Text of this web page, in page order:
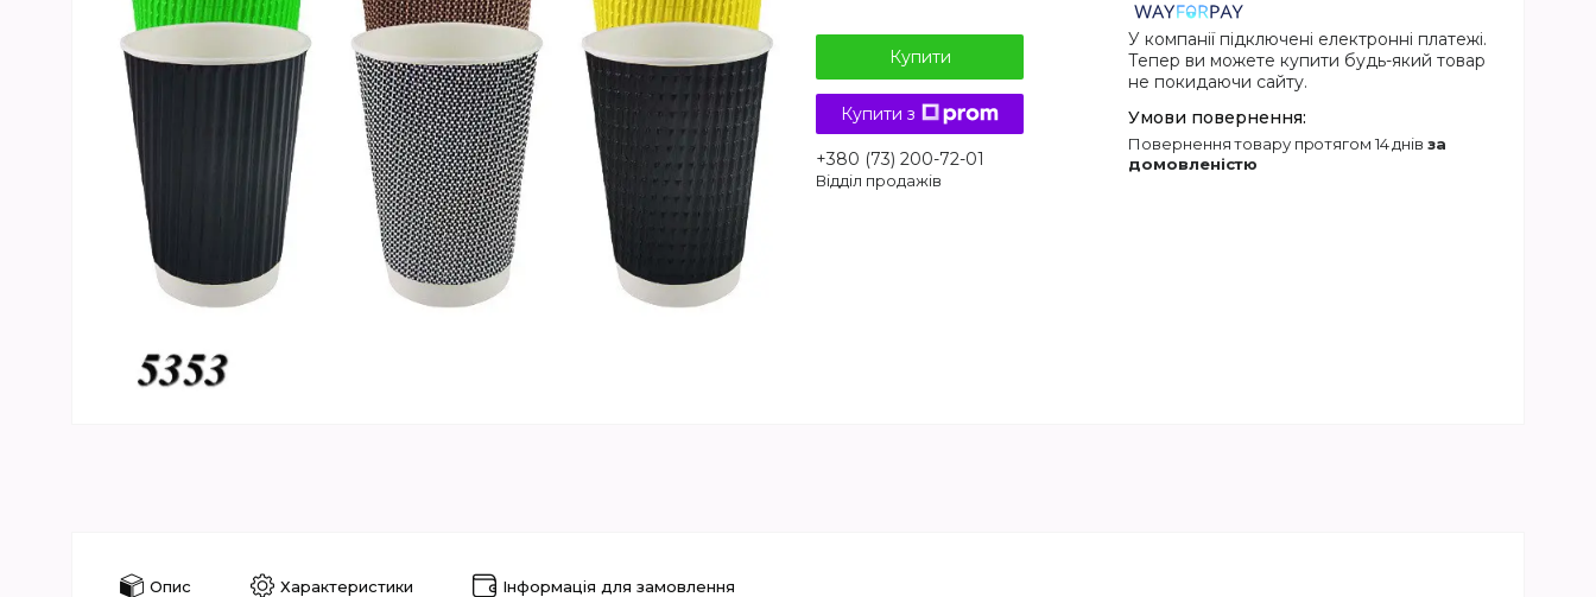
Купити
Купити з
+380 (73) 200-72-01
Відділ продажів
У компанії підключені електронні платежі.
Тепер ви можете купити будь-який товар
не покидаючи сайту.
повернення товару протягом 14 днів за
домовленістю
Опис Характеристики Інформація для замовлення